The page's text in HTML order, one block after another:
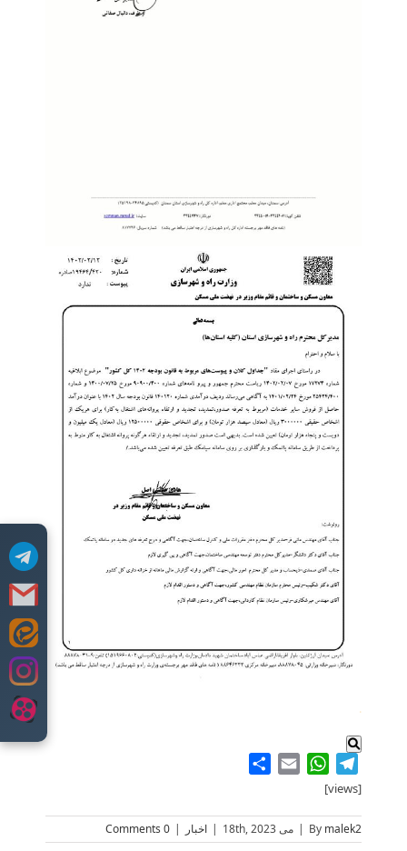
to
.
Telegram
WhatsApp
Email
[views]
By malek2
| می 18th, 2023 | اخبار |
0 Comments